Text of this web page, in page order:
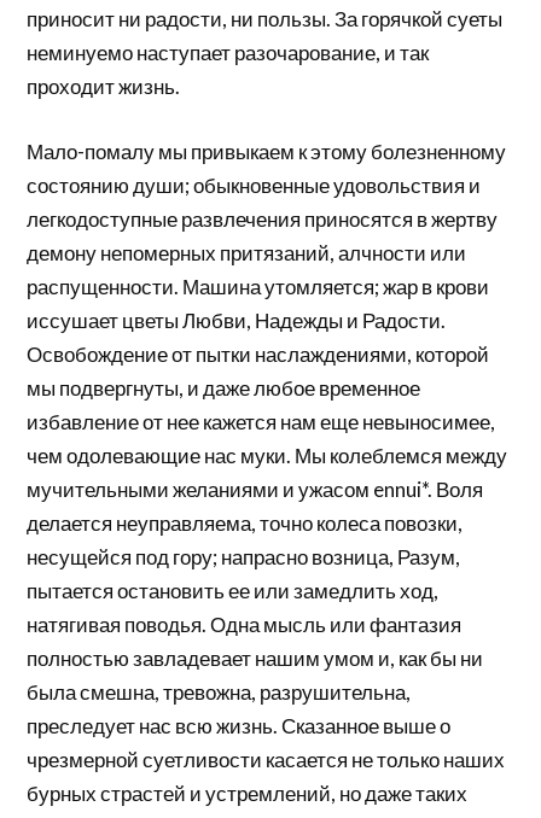
приносит ни радости, ни пользы. За горячкой суеты
неминуемо наступает разочарование, и так
проходит жизнь.
Мало-помалу мы привыкаем к этому болезненному
состоянию души; обыкновенные удовольствия и
легкодоступные развлечения приносятся в жертву
демону непомерных притязаний, алчности или
распущенности. Машина утомляется; жар в крови
иссушает цветы Любви, Надежды и Радости.
Освобождение от пытки наслаждениями, которой
мы подвергнуты, и даже любое временное
избавление от нее кажется нам еще невыносимее,
чем одолевающие нас муки. Мы колеблемся между
мучительными желаниями и ужасом ennui*. Воля
делается неуправляема, точно колеса повозки,
несущейся под гору; напрасно возница, Разум,
пытается остановить ее или замедлить ход,
натягивая поводья. Одна мысль или фантазия
полностью завладевает нашим умом и, как бы ни
была смешна, тревожна, разрушительна,
преследует нас всю жизнь. Сказанное выше о
чрезмерной суетливости касается не только наших
бурных страстей и устремлений, но даже таких